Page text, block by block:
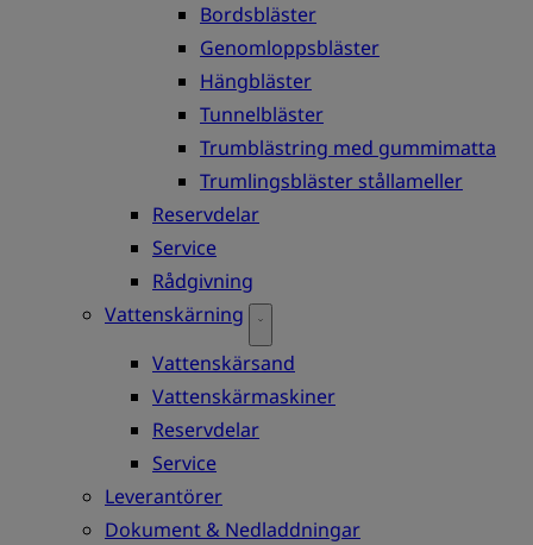
Bordsbläster
Genomloppsbläster
Hängbläster
Tunnelbläster
Trumblästring med gummimatta
Trumlingsbläster stållameller
Reservdelar
Service
Rådgivning
Vattenskärning
Vattenskärsand
Vattenskärmaskiner
Reservdelar
Service
Leverantörer
Dokument & Nedladdningar